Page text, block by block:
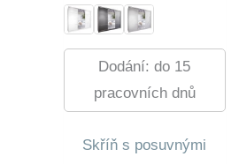
Dodání: do 15
pracovních dnů
Skříň s posuvnými